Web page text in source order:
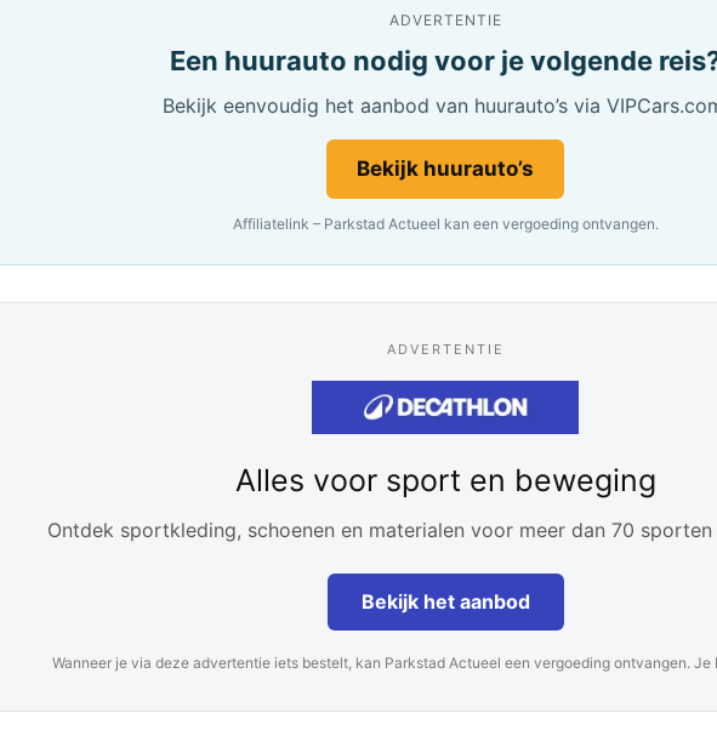
ADVERTENTIE
Een huurauto nodig voor je volgende
Bekijk eenvoudig het aanbod van huurauto’s via
Bekijk huurauto’s
Affiliatelink – Parkstad Actueel kan een vergoeding ontvangen.
ADVERTENTIE
Alles voor sport en beweging
Ontdek sportkleding, schoenen en materialen voor meer dan 70
Bekijk het aanbod
Wanneer je via deze advertentie iets bestelt, kan Parkstad Actueel een vergoeding ontvangen. Je